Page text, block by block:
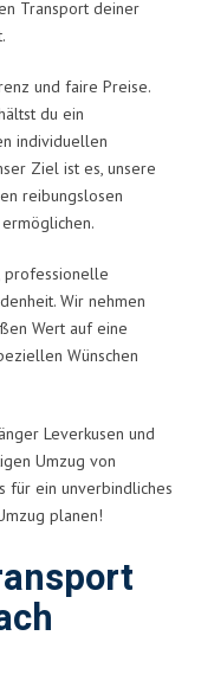
Transport deiner
und faire Preise.
du ein
individuellen
Ziel ist es, unsere
reibungslosen
professionelle
Wir nehmen
Wert auf eine
Wünschen
Leverkusen und
Umzug von
für ein unverbindliches
planen!